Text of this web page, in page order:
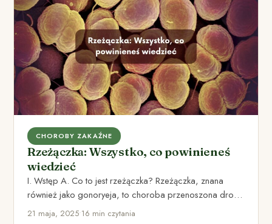
CHOROBY ZAKAŹNE
Rzeżączka: Wszystko, co powinieneś
wiedzieć
I. Wstęp A. Co to jest rzeżączka? Rzeżączka, znana
również jako gonoryeja, to choroba przenoszona drogą
płciową, spowodowana…
21 maja, 2025•16 min czytania